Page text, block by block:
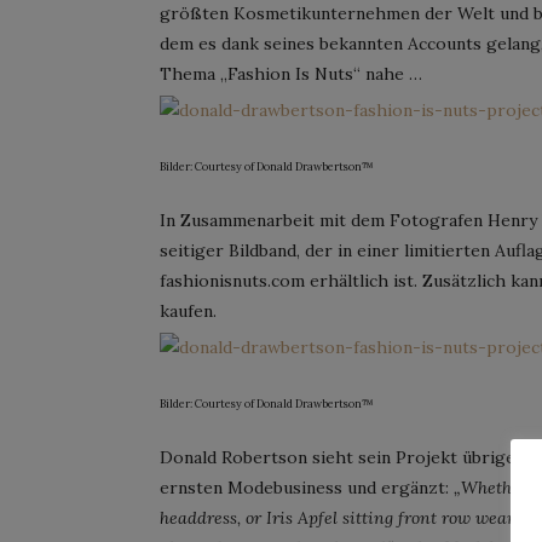
größten Kosmetikunternehmen der Welt und
dem es dank seines bekannten Accounts
Thema „Fashion Is Nuts“ nahe …
Bilder: Courtesy of Donald Drawbertson™
In Zusammenarbeit mit dem Fotografen
seitiger Bildband, der in einer limitierten
fashionisnuts.com erhältlich ist. Zusätzlich
kaufen.
Bilder: Courtesy of Donald Drawbertson™
Donald Robertson sieht sein Projekt übrigens
ernsten Modebusiness und ergänzt: „Whether
headdress, or Iris Apfel sitting front row wearing